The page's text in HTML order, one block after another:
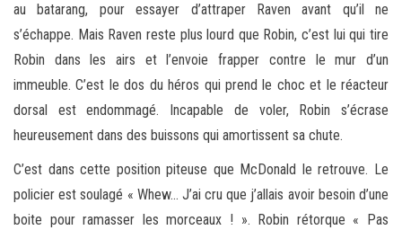
au batarang, pour essayer d’attraper Raven avant qu’il ne
s’échappe. Mais Raven reste plus lourd que Robin, c’est lui qui tire
Robin dans les airs et l’envoie frapper contre le mur d’un
immeuble. C’est le dos du héros qui prend le choc et le réacteur
dorsal est endommagé. Incapable de voler, Robin s’écrase
heureusement dans des buissons qui amortissent sa chute.
C’est dans cette position piteuse que McDonald le retrouve. Le
policier est soulagé « Whew… J’ai cru que j’allais avoir besoin d’une
boite pour ramasser les morceaux ! ». Robin rétorque « Pas